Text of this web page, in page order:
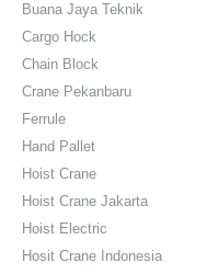
Buana Jaya Teknik
Cargo Hock
Chain Block
Crane Pekanbaru
Ferrule
Hand Pallet
Hoist Crane
Hoist Crane Jakarta
Hoist Electric
Hosit Crane Indonesia